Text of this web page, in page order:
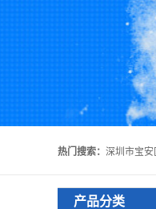
热门搜索：
产品分类